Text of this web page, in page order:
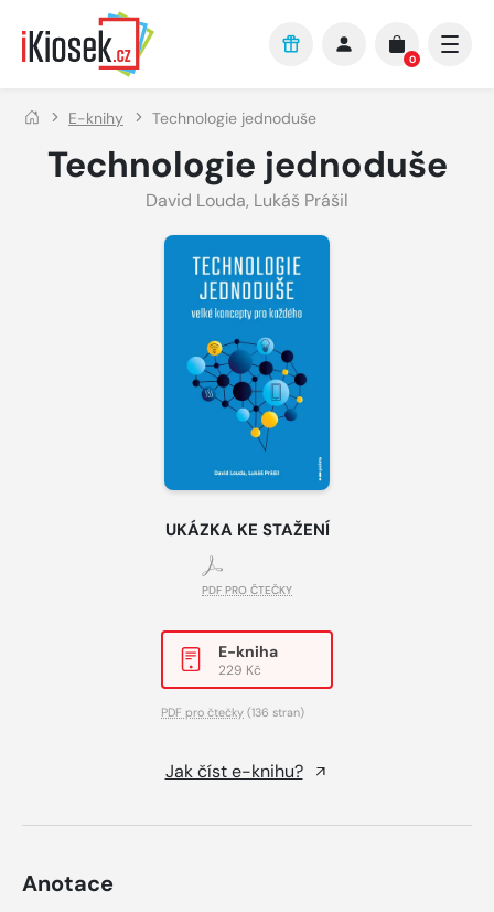
Přejít na hlavní obsah
0
E-knihy Technologie jednoduše
Technologie jednoduše
David Louda, Lukáš Prášil
UKÁZKA KE STAŽENÍ
PDF PRO ČTEČKY
E-kniha
229 Kč
PDF pro čtečky (136 stran)
Jak číst e-knihu?
Anotace